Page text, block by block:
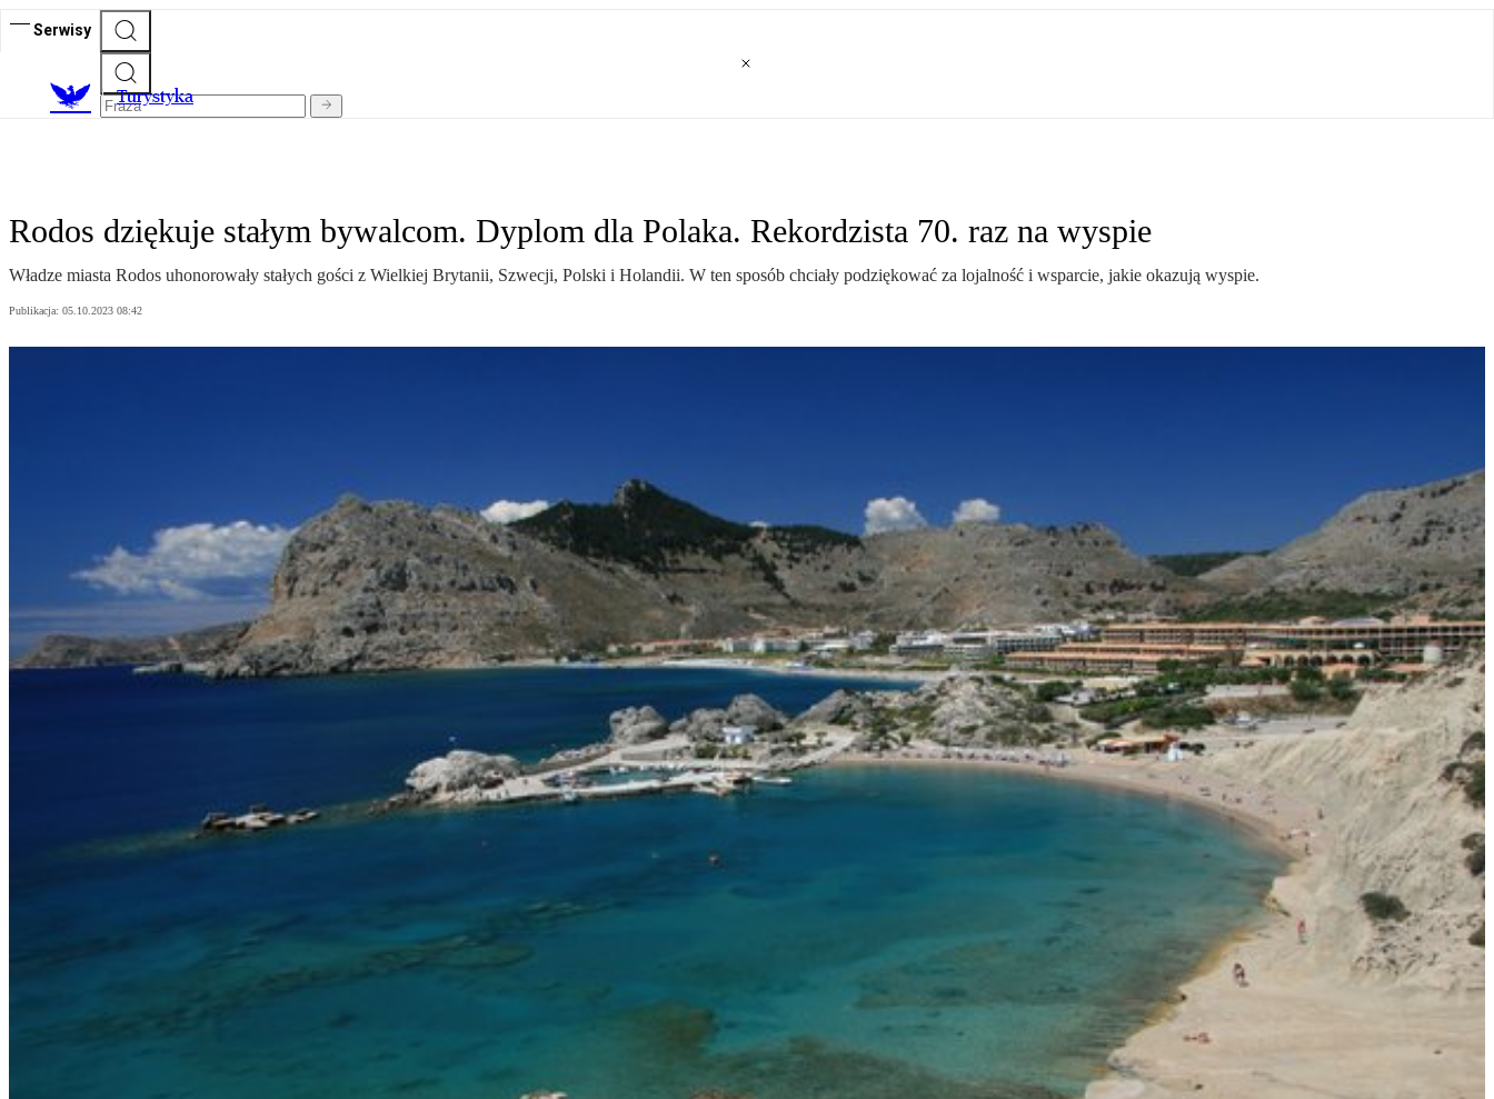
Serwisy
Turystyka
Rodos dziękuje stałym bywalcom. Dyplom dla Polaka. Rekordzista 70. raz na wyspie
Władze miasta Rodos uhonorowały stałych gości z Wielkiej Brytanii, Szwecji, Polski i Holandii. W ten sposób chciały podziękować za lojalność i wsparcie, jakie okazują wyspie.
Publikacja: 05.10.2023 08:42